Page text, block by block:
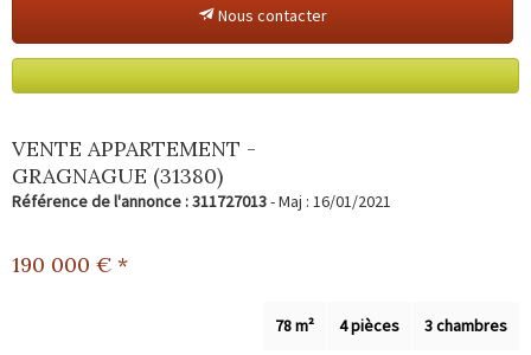
Vendez votre bien
Alerte immo
Gestion
Nous contacter
VENTE APPARTEMENT -
GRAGNAGUE (31380)
Référence de l'annonce : 311727013- Maj : 16/01/2021
190 000 € *
3 chambres
4 pièces
78 m²